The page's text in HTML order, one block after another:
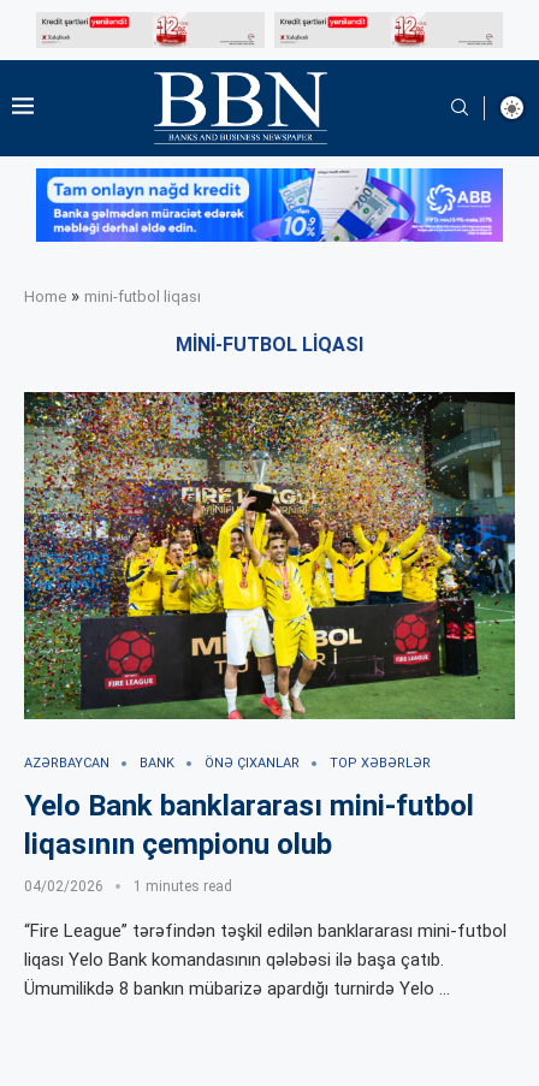
Home » mini-futbol liqası
MINI-FUTBOL LIQASI
AZƏRBAYCAN BANK ÖNƏ ÇIXANLAR TOP XƏBƏRLƏR
Yelo Bank banklararası mini-futbol
liqasının çempionu olub
04/02/2026 1 minutes read
“Fire League” tərəfindən təşkil edilən banklararası mini-futbol
liqası Yelo Bank komandasının qələbəsi ilə başa çatıb.
Ümumilikdə 8 bankın mübarizə apardığı turnirdə Yelo …